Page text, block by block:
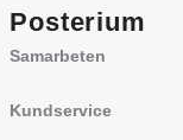
Posterium
Samarbeten
Kundservice